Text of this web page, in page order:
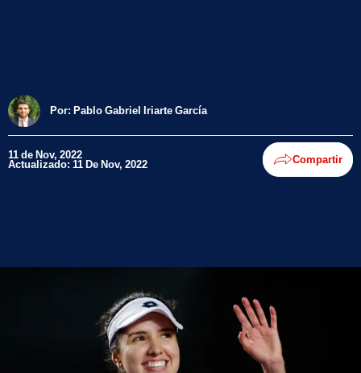
Por: Pablo Gabriel Iriarte García
11 de Nov, 2022
Actualizado: 11 De Nov, 2022 Compartir